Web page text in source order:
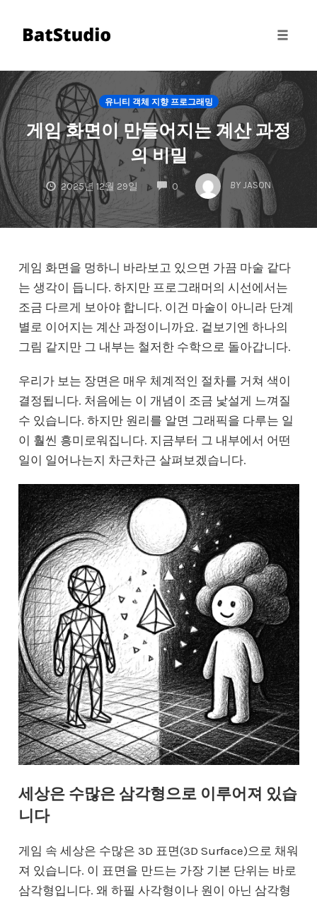
Skip
to
content
유니티 객체 지향 프로그래밍
게임 화면이 만들어지는 계산 과정
의 비밀
2025년 12월 29일 0
COMMENTS
BY JASON
게임 화면을 멍하니 바라보고 있으면 가끔 마술 같다
는 생각이 듭니다. 하지만 프로그래머의 시선에서는
조금 다르게 보아야 합니다. 이건 마술이 아니라 단계
별로 이어지는 계산 과정이니까요. 겉보기엔 하나의
그림 같지만 그 내부는 철저한 수학으로 돌아갑니다.
우리가 보는 장면은 매우 체계적인 절차를 거쳐 색이
결정됩니다. 처음에는 이 개념이 조금 낯설게 느껴질
수 있습니다. 하지만 원리를 알면 그래픽을 다루는 일
이 훨씬 흥미로워집니다. 지금부터 그 내부에서 어떤
일이 일어나는지 차근차근 살펴보겠습니다.
세상은 수많은 삼각형으로 이루어져 있습
니다
게임 속 세상은 수많은 3D 표면(3D Surface)으로 채워
져 있습니다. 이 표면을 만드는 가장 기본 단위는 바로
삼각형입니다. 왜 하필 사각형이나 원이 아닌 삼각형